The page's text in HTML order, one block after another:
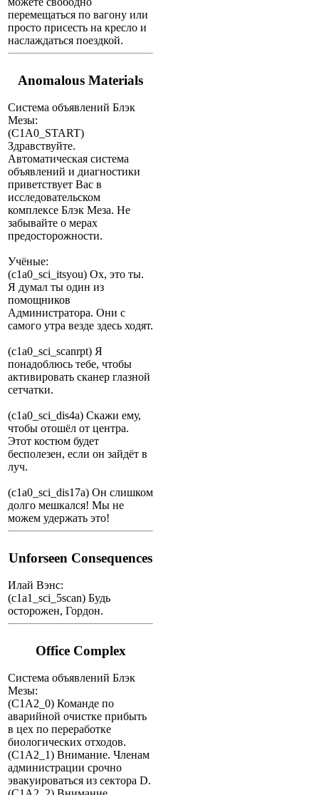
перемещаться по вагону или
просто присесть на кресло и
наслаждаться поездкой.
Anomalous Materials
Система объявлений Блэк
Мезы:
(C1A0_START)
Здравствуйте.
Автоматическая система
объявлений и диагностики
приветствует Вас в
исследовательском
комплексе Блэк Меза. Не
забывайте о мерах
предосторожности.
Учёные:
(c1a0_sci_itsyou) Ох, это ты.
Я думал ты один из
помощников
Администратора. Они с
самого утра везде здесь ходят.
(c1a0_sci_scanrpt) Я
понадоблюсь тебе, чтобы
активировать сканер глазной
сетчатки.
(c1a0_sci_dis4a) Скажи ему,
чтобы отошёл от центра.
Этот костюм будет
бесполезен, если он зайдёт в
луч.
(c1a0_sci_dis17a) Он слишком
долго мешкался! Мы не
можем удержать это!
Unforseen Consequences
Илай Вэнс:
(c1a1_sci_5scan) Будь
осторожен, Гордон.
Office Complex
Система объявлений Блэк
Мезы:
(C1A2_0) Команде по
аварийной очистке прибыть
в цех по переработке
биологических отходов.
(C1A2_1) Внимание. Членам
администрации срочно
эвакуироваться из сектора D.